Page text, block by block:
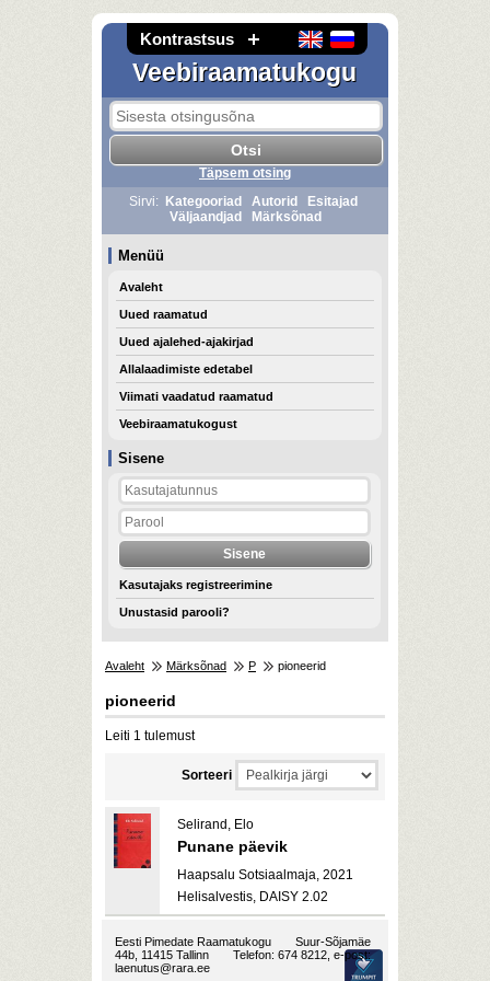
Kontrastsus
Veebiraamatukogu
Sisene
Kasutajaks registreerimine
Unustasid parooli?
Täpsem otsing
Sirvi:
Kategooriad Autorid
Esitajad
Väljaandjad
Märksõnad
Menüü
Avaleht
Uued raamatud
Uued ajalehed-ajakirjad
Allalaadimiste edetabel
Viimati vaadatud raamatud
Veebiraamatukogust
Avaleht Märksõnad P pioneerid
pioneerid
Leiti 1 tulemust
Sorteeri
Selirand, Elo
Punane päevik
Haapsalu Sotsiaalmaja, 2021
Helisalvestis, DAISY 2.02
Eesti Pimedate Raamatukogu
Suur-Sõjamäe
44b, 11415 Tallinn
Telefon: 674 8212, e-post:
laenutus@rara.ee